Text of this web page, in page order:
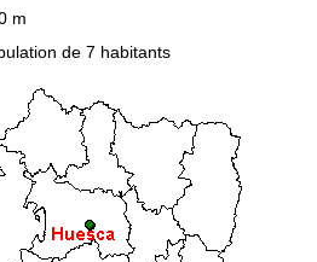
m
de 7 habitants